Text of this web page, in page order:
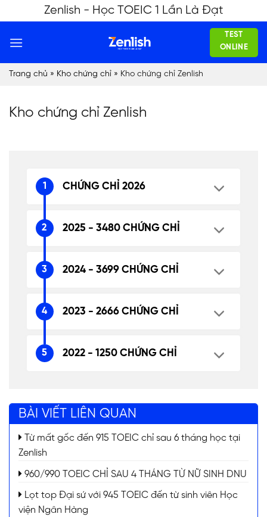
to
content
Zenlish - Học TOEIC 1 Lần Là Đạt
TEST
ONLINE
Trang chủ » Kho chứng chỉ » Kho chứng chỉ Zenlish
Kho chứng chỉ Zenlish
CHỨNG CHỈ 2026
2025 - 3480 CHỨNG CHỈ
2024 - 3699 CHỨNG CHỈ
2023 - 2666 CHỨNG CHỈ
2022 - 1250 CHỨNG CHỈ
BÀI VIẾT LIÊN QUAN
Từ mất gốc đến 915 TOEIC chỉ sau 6 tháng học tại
Zenlish
960/990 TOEIC CHỈ SAU 4 THÁNG TỪ NỮ SINH DNU
Lọt top Đại sứ với 945 TOEIC đến từ sinh viên Học
viện Ngân Hàng